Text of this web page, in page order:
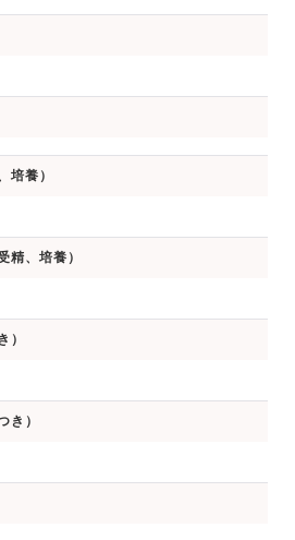
培養）
精、培養）
）
き）